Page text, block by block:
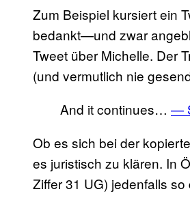
Zum Beispiel kursiert ein
bedankt—und zwar
Tweet über Michelle. Der
(und vermutlich nie
And it continues… —
Ob es sich bei der
es juristisch zu klären. In
Ziffer 31 UG) jedenfalls so